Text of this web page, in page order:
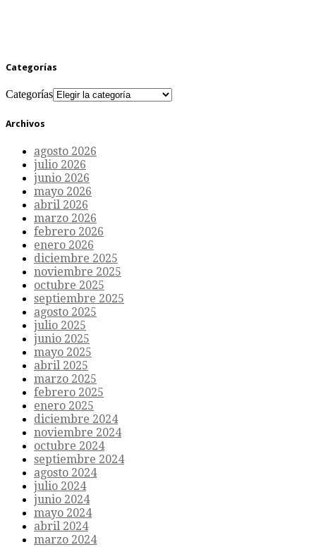
Categorías
Categorías
Archivos
agosto 2026
julio 2026
junio 2026
mayo 2026
abril 2026
marzo 2026
febrero 2026
enero 2026
diciembre 2025
noviembre 2025
octubre 2025
septiembre 2025
agosto 2025
julio 2025
junio 2025
mayo 2025
abril 2025
marzo 2025
febrero 2025
enero 2025
diciembre 2024
noviembre 2024
octubre 2024
septiembre 2024
agosto 2024
julio 2024
junio 2024
mayo 2024
abril 2024
marzo 2024